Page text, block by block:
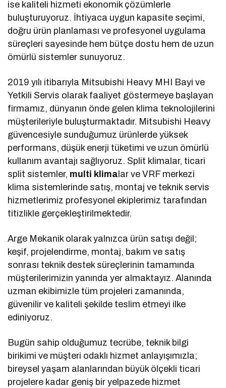
ise kaliteli hizmeti ekonomik çözümlerle
buluşturuyoruz. İhtiyaca uygun kapasite seçimi,
doğru ürün planlaması ve profesyonel uygulama
süreçleri sayesinde hem bütçe dostu hem de uzun
ömürlü sistemler sunuyoruz.
2019 yılı itibarıyla Mitsubishi Heavy MHI Bayi ve
Yetkili Servis olarak faaliyet göstermeye başlayan
firmamız, dünyanın önde gelen klima teknolojilerini
müşterileriyle buluşturmaktadır. Mitsubishi Heavy
güvencesiyle sunduğumuz ürünlerde yüksek
performans, düşük enerji tüketimi ve uzun ömürlü
kullanım avantajı sağlıyoruz. Split klimalar, ticari
split sistemler, multi klima lar ve VRF merkezi
klima sistemlerinde satış, montaj ve teknik servis
hizmetlerimiz profesyonel ekiplerimiz tarafından
titizlikle gerçekleştirilmektedir.
Arge Mekanik olarak yalnızca ürün satışı değil;
keşif, projelendirme, montaj, bakım ve satış
sonrası teknik destek süreçlerinin tamamında
müşterilerimizin yanında yer almaktayız. Alanında
uzman ekibimizle tüm projeleri zamanında,
güvenilir ve kaliteli şekilde teslim etmeyi ilke
ediniyoruz.
Bugün sahip olduğumuz tecrübe, teknik bilgi
birikimi ve müşteri odaklı hizmet anlayışımızla;
bireysel yaşam alanlarından büyük ölçekli ticari
projelere kadar geniş bir yelpazede hizmet